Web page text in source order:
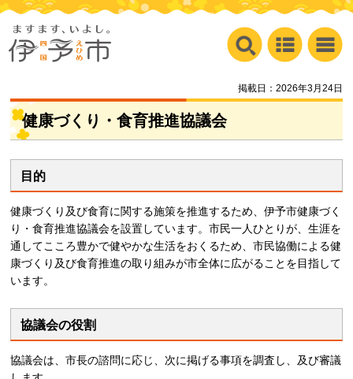
掲載日：2026年3月24日
健康づくり・食育推進協議会
目的
健康づくり及び食育に関する施策を推進するため、伊予市健康づく
り・食育推進協議会を設置しています。市民一人ひとりが、生涯を
通してこころ豊かで健やかな生活をおくるため、市民協働による健
康づくり及び食育推進の取り組みが市全体に広がることを目指して
います。
協議会の役割
協議会は、市長の諮問に応じ、次に掲げる事項を調査し、及び審議